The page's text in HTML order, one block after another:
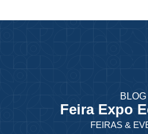
BLOG
Feira Expo
FEIRAS &